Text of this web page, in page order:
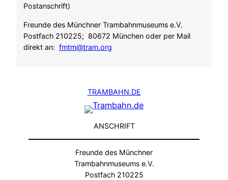
Postanschrift)
Freunde des Münchner Trambahnmuseums e.V.
Postfach 210225; 80672 München oder per Mail
direkt an: fmtm@tram.org
TRAMBAHN.DE
ANSCHRIFT
Freunde des Münchner
Trambahnmuseums e.V.
Postfach 210225